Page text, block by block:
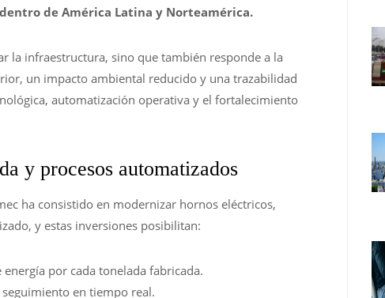
de América Latina y Norteamérica.
la infraestructura, sino que también responde a la
un impacto ambiental reducido y una trazabilidad
automatización operativa y el fortalecimiento
y procesos automatizados
ha consistido en modernizar hornos eléctricos,
y estas inversiones posibilitan:
por cada tonelada fabricada.
en tiempo real.